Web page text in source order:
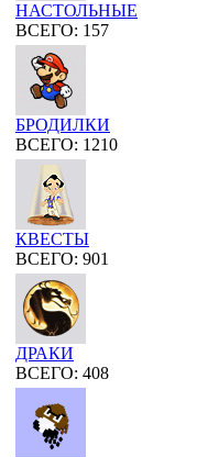
НАСТОЛЬНЫЕ
ВСЕГО: 157
БРОДИЛКИ
ВСЕГО: 1210
КВЕСТЫ
ВСЕГО: 901
ДРАКИ
ВСЕГО: 408